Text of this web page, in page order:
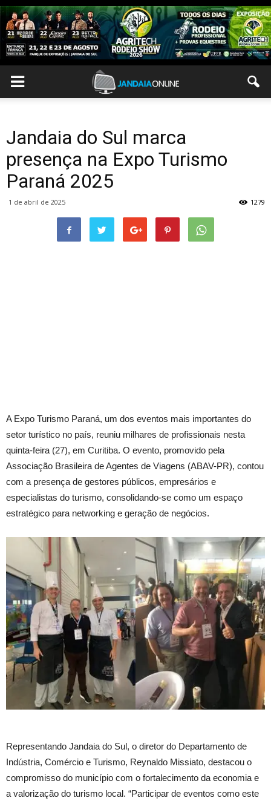
Jandaia do Sul marca
presença na Expo Turismo
Paraná 2025
1 de abril de 2025 1279
A Expo Turismo Paraná, um dos eventos mais importantes do
setor turístico no país, reuniu milhares de profissionais nesta
quinta-feira (27), em Curitiba. O evento, promovido pela
Associação Brasileira de Agentes de Viagens (ABAV-PR), contou
com a presença de gestores públicos, empresários e
especialistas do turismo, consolidando-se como um espaço
estratégico para networking e geração de negócios.
Representando Jandaia do Sul, o diretor do Departamento de
Indústria, Comércio e Turismo, Reynaldo Missiato, destacou o
compromisso do município com o fortalecimento da economia e
a valorização do turismo local. “Participar de eventos como este